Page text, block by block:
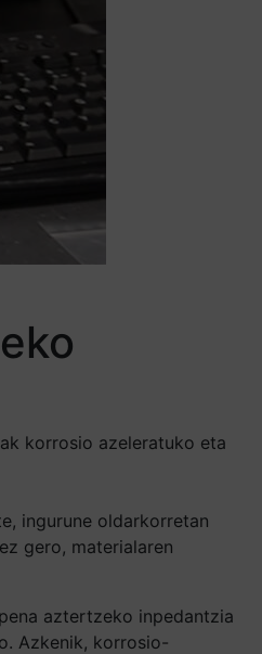
korrosio azeleratuko eta
ingurune oldarkorretan
gero, materialaren
aztertzeko inpedantzia
Azkenik, korrosio-